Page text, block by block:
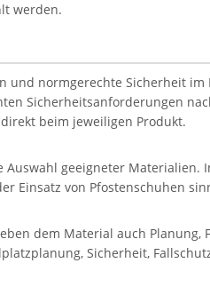
werden.
und normgerechte Sicherheit
Sicherheitsanforderungen
beim jeweiligen Produkt.
geeigneter Materialien.
Einsatz von Pfostenschuhen
dem Material auch
Sicherheit,